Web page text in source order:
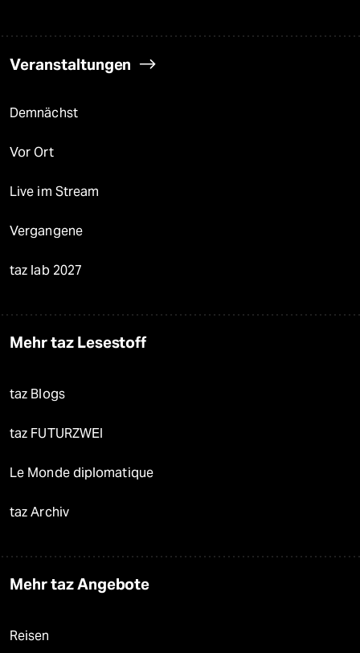
Veranstaltungen
Demnächst
Vor Ort
Live im Stream
Vergangene
taz lab 2027
Mehr taz Lesestoff
taz Blogs
taz FUTURZWEI
Le Monde diplomatique
taz Archiv
Mehr taz Angebote
Reisen